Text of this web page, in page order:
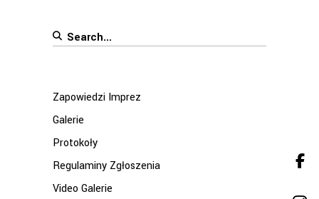
Search
Zapowiedzi Imprez
Galerie
Protokoły
Regulaminy Zgłoszenia
Video Galerie